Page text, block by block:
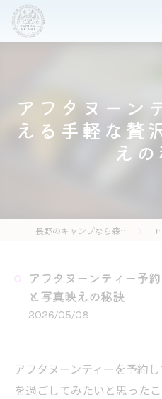
アフタヌーン
える手軽な贅
え
長野のキャンプなら森の灯キャンプ場・茶亭 森の灯 コラム
アフタヌーンティー予
と写真映えの秘訣
2026/05/08
アフタヌーンティーを予約
を過ごしてみたいと思った